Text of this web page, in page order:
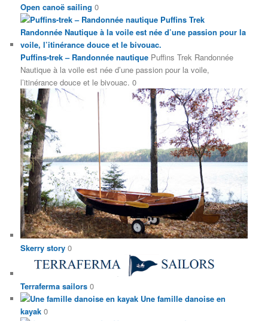
Open canoë sailing 0
Puffins-trek – Randonnée nautique Puffins Trek Randonnée
Nautique à la voile est née d’une passion pour la voile,
l’itinérance douce et le bivouac. 0
Skerry story 0
Terraferma sailors 0
Une famille danoise en
kayak 0